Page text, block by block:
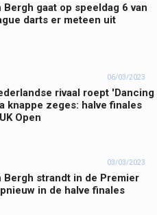
Bergh gaat op speeldag 6 van
darts er meteen uit
06/03/2023
rivaal roept 'Dancing
knappe zeges: halve finales
Open
03/03/2023
Bergh strandt in de Premier
in de halve finales